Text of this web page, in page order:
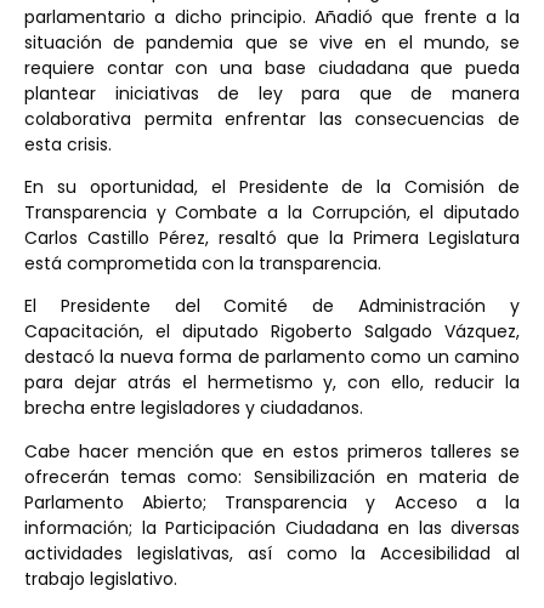
parlamentario a dicho principio. Añadió que frente a la
situación de pandemia que se vive en el mundo, se
requiere contar con una base ciudadana que pueda
plantear iniciativas de ley para que de manera
colaborativa permita enfrentar las consecuencias de
esta crisis.
En su oportunidad, el Presidente de la Comisión de
Transparencia y Combate a la Corrupción, el diputado
Carlos Castillo Pérez, resaltó que la Primera Legislatura
está comprometida con la transparencia.
El Presidente del Comité de Administración y
Capacitación, el diputado Rigoberto Salgado Vázquez,
destacó la nueva forma de parlamento como un camino
para dejar atrás el hermetismo y, con ello, reducir la
brecha entre legisladores y ciudadanos.
Cabe hacer mención que en estos primeros talleres se
ofrecerán temas como: Sensibilización en materia de
Parlamento Abierto; Transparencia y Acceso a la
información; la Participación Ciudadana en las diversas
actividades legislativas, así como la Accesibilidad al
trabajo legislativo.